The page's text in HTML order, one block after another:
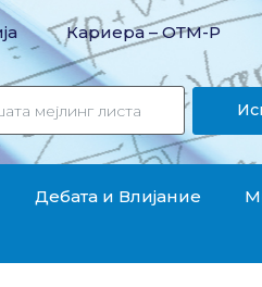
Кариера – OТМ-Р
Дебата и Влијание